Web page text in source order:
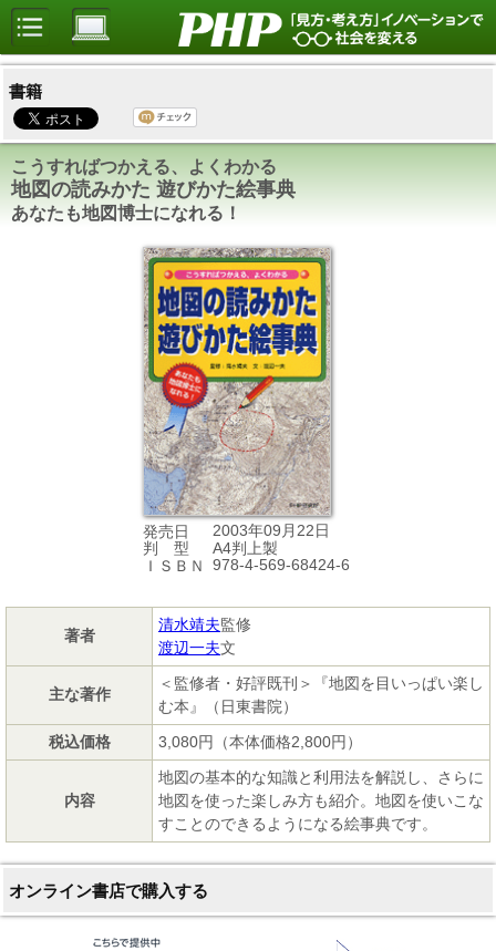
書籍
こうすればつかえる、よくわかる
地図の読みかた 遊びかた絵事典
あなたも地図博士になれる！
発売日
2003年09月22日
判 型
A4判上製
ＩＳＢＮ
978-4-569-68424-6
著者
清水靖夫監修
渡辺一夫文
主な著作
＜監修者・好評既刊＞『地図を目いっぱい楽し
む本』（日東書院）
税込価格
3,080円（本体価格2,800円）
内容
地図の基本的な知識と利用法を解説し、さらに
地図を使った楽しみ方も紹介。地図を使いこな
すことのできるようになる絵事典です。
オンライン書店で購入する